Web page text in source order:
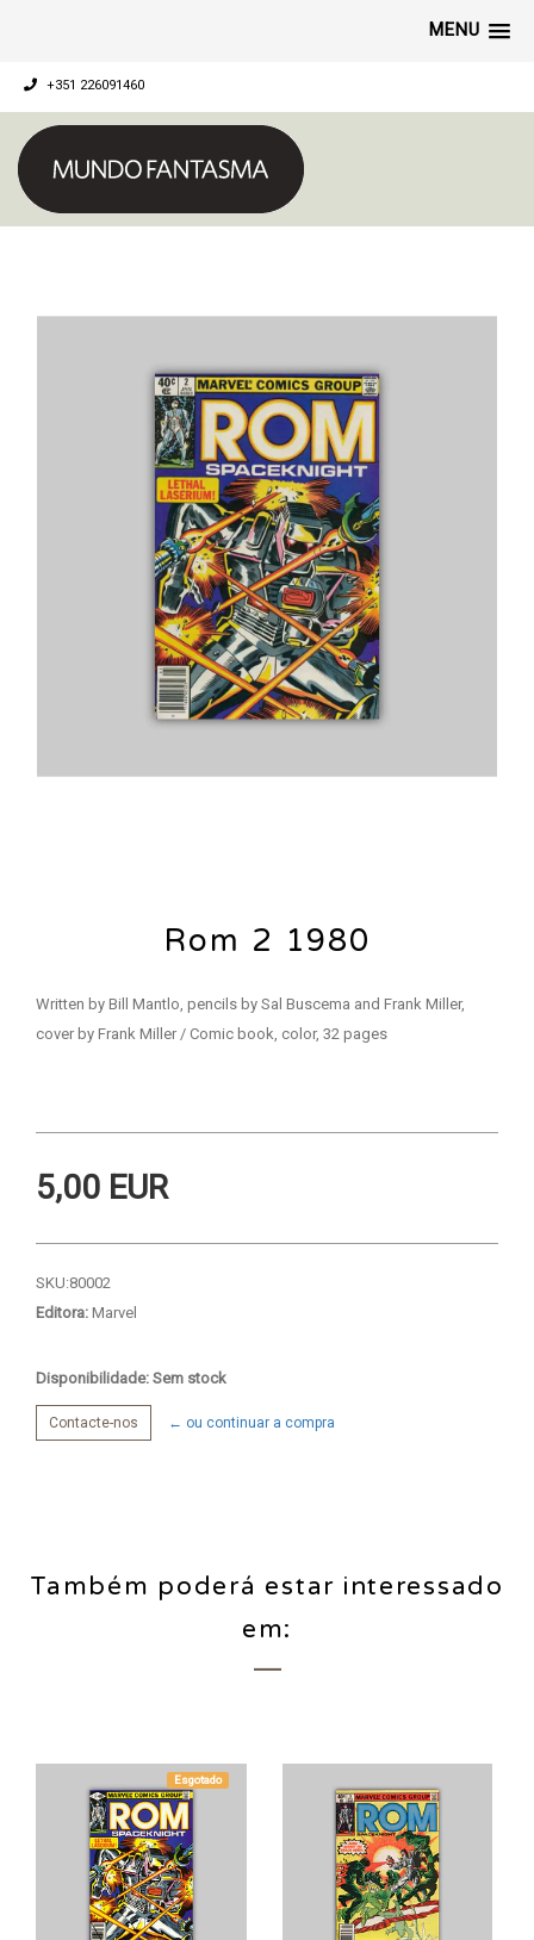
MENU
+351 226091460
Rom 2 1980
Written by Bill Mantlo, pencils by Sal Buscema and Frank Miller,
cover by Frank Miller / Comic book, color, 32 pages
5,00 EUR
SKU:80002
Editora: Marvel
Disponibilidade: Sem stock
Contacte-nos ← ou continuar a compra
Também poderá estar interessado
em:
Esgotado